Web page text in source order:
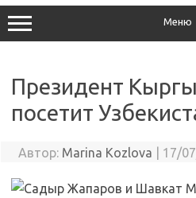
Меню
Президент
посетит
Автор: Marina Kozlova 17/